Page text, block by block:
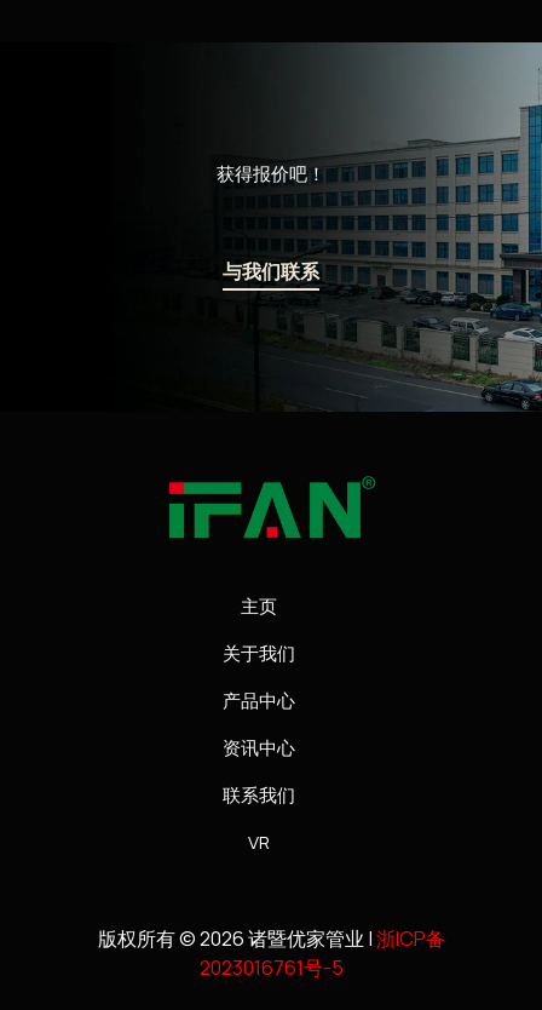
获得报价吧！
与我们联系
主页
关于我们
产品中心
资讯中心
联系我们
VR
版权所有 © 2026 诸暨优家管业 |浙ICP备
2023016761号-5